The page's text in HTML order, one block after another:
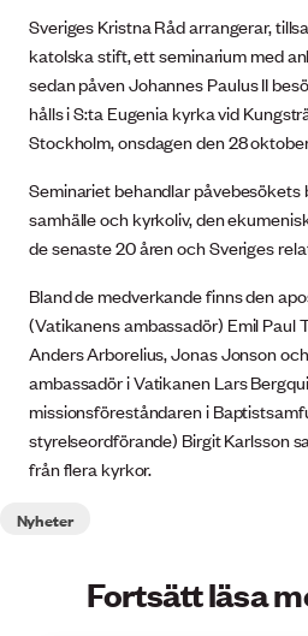
Sveriges Kristna Råd arrangerar,
katolska stift, ett seminarium med
sedan påven Johannes Paulus II
hålls i S:ta Eugenia kyrka vid
Stockholm, onsdagen den 28
Seminariet behandlar påvebesökets
samhälle och kyrkoliv, den
de senaste 20 åren och Sveriges
Bland de medverkande finns den
(Vatikanens ambassadör) Emil Paul
Anders Arborelius, Jonas Jonson
ambassadör i Vatikanen Lars
missionsföreståndaren i
styrelseordförande) Birgit Karlsson
från flera kyrkor.
Nyheter
Fortsätt läsa